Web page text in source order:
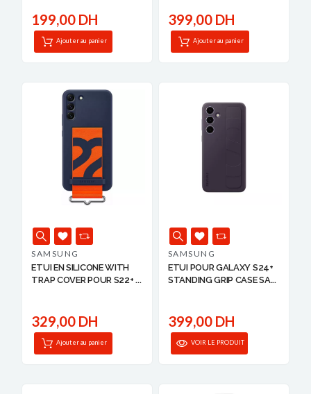
199,00 DH
Ajouter au panier
399,00 DH
Ajouter au panier
SAMSUNG
ETUI EN SILICONE WITH
TRAP COVER POUR S22+ ...
329,00 DH
Ajouter au panier
SAMSUNG
ETUI POUR GALAXY S24+
STANDING GRIP CASE SA...
399,00 DH
VOIR LE PRODUIT